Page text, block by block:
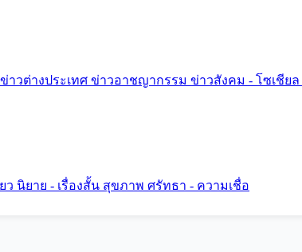
ข่าวต่างประเทศ ข่าวอาชญากรรม ข่าวสังคม - โซเชียล
ว นิยาย - เรื่องสั้น สุขภาพ ศรัทธา - ความเชื่อ